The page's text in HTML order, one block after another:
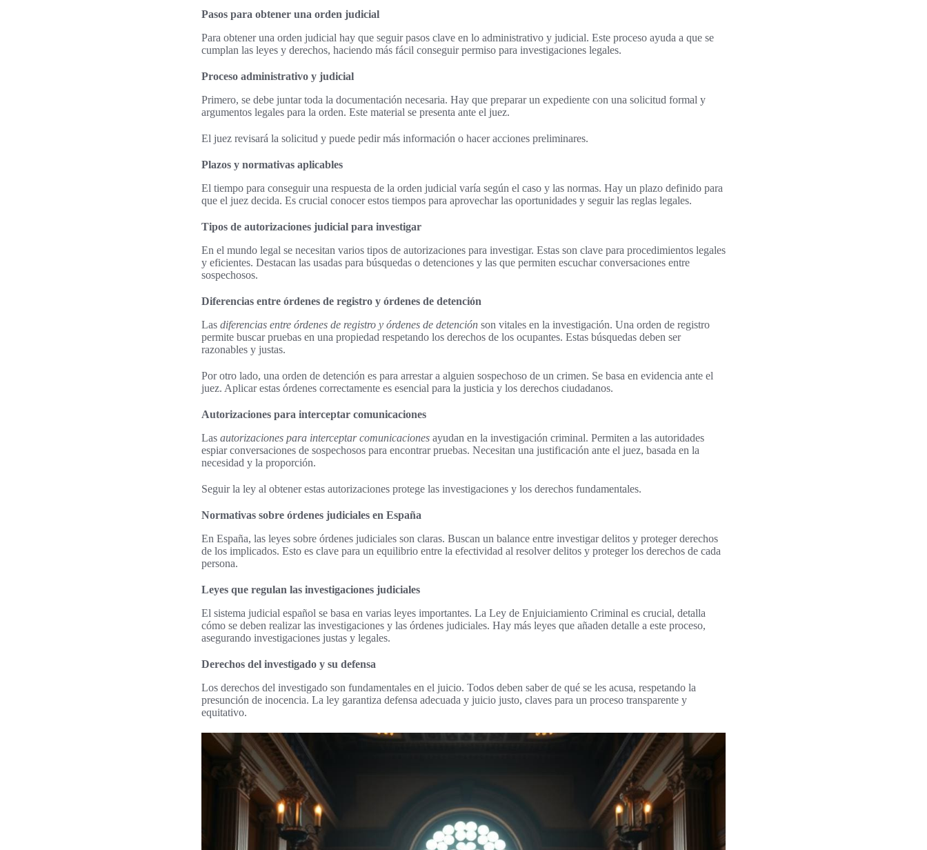
Pasos para obtener una orden judicial
Para obtener una orden judicial hay que seguir pasos clave en lo administrativo y judicial. Este proceso ayuda a que se
cumplan las leyes y derechos, haciendo más fácil conseguir permiso para investigaciones legales.
Proceso administrativo y judicial
Primero, se debe juntar toda la documentación necesaria. Hay que preparar un expediente con una solicitud formal y
argumentos legales para la orden. Este material se presenta ante el juez.
El juez revisará la solicitud y puede pedir más información o hacer acciones preliminares.
Plazos y normativas aplicables
El tiempo para conseguir una respuesta de la orden judicial varía según el caso y las normas. Hay un plazo definido para
que el juez decida. Es crucial conocer estos tiempos para aprovechar las oportunidades y seguir las reglas legales.
Tipos de autorizaciones judicial para investigar
En el mundo legal se necesitan varios tipos de autorizaciones para investigar. Estas son clave para procedimientos legales
y eficientes. Destacan las usadas para búsquedas o detenciones y las que permiten escuchar conversaciones entre
sospechosos.
Diferencias entre órdenes de registro y órdenes de detención
Las diferencias entre órdenes de registro y órdenes de detención son vitales en la investigación. Una orden de registro
permite buscar pruebas en una propiedad respetando los derechos de los ocupantes. Estas búsquedas deben ser
razonables y justas.
Por otro lado, una orden de detención es para arrestar a alguien sospechoso de un crimen. Se basa en evidencia ante el
juez. Aplicar estas órdenes correctamente es esencial para la justicia y los derechos ciudadanos.
Autorizaciones para interceptar comunicaciones
Las autorizaciones para interceptar comunicaciones ayudan en la investigación criminal. Permiten a las autoridades
espiar conversaciones de sospechosos para encontrar pruebas. Necesitan una justificación ante el juez, basada en la
necesidad y la proporción.
Seguir la ley al obtener estas autorizaciones protege las investigaciones y los derechos fundamentales.
Normativas sobre órdenes judiciales en España
En España, las leyes sobre órdenes judiciales son claras. Buscan un balance entre investigar delitos y proteger derechos
de los implicados. Esto es clave para un equilibrio entre la efectividad al resolver delitos y proteger los derechos de cada
persona.
Leyes que regulan las investigaciones judiciales
El sistema judicial español se basa en varias leyes importantes. La Ley de Enjuiciamiento Criminal es crucial, detalla
cómo se deben realizar las investigaciones y las órdenes judiciales. Hay más leyes que añaden detalle a este proceso,
asegurando investigaciones justas y legales.
Derechos del investigado y su defensa
Los derechos del investigado son fundamentales en el juicio. Todos deben saber de qué se les acusa, respetando la
presunción de inocencia. La ley garantiza defensa adecuada y juicio justo, claves para un proceso transparente y
equitativo.